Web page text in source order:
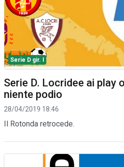
Serie D gir. I
Serie D. Locridee ai play
niente podio
28/04/2019 18:46
Il Rotonda retrocede.